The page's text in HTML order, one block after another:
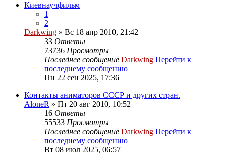
Киевнаучфильм
1
2
Darkwing » Вс 18 апр 2010, 21:42
33 Ответы
73736 Просмотры
Последнее сообщение Darkwing Перейти к
последнему сообщению
Пн 22 сен 2025, 17:36
Контакты аниматоров СССР и других стран.
AloneR » Пт 20 авг 2010, 10:52
16 Ответы
55533 Просмотры
Последнее сообщение Darkwing Перейти к
последнему сообщению
Вт 08 июл 2025, 06:57